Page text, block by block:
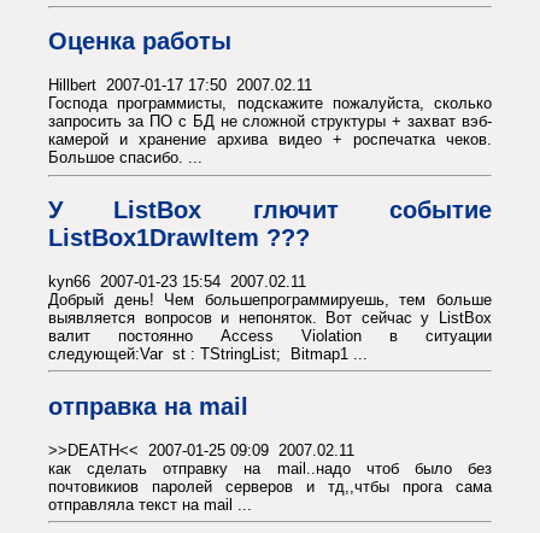
Оценка работы
Hillbert 2007-01-17 17:50 2007.02.11
Господа программисты, подскажите пожалуйста, сколько
запросить за ПО с БД не сложной структуры + захват вэб-
камерой и хранение архива видео + роспечатка чеков.
Большое спасибо. ...
У ListBox глючит событие
ListBox1DrawItem ???
kyn66 2007-01-23 15:54 2007.02.11
Добрый день! Чем большепрограммируешь, тем больше
выявляется вопросов и непоняток. Вот сейчас у ListBox
валит постоянно Access Violation в ситуации
следующей:Var st : TStringList; Bitmap1 ...
отправка на mail
>>DEATH<< 2007-01-25 09:09 2007.02.11
как сделать отправку на mail..надо чтоб было без
почтовикиов паролей серверов и тд,,чтбы прога сама
отправляла текст на mail ...